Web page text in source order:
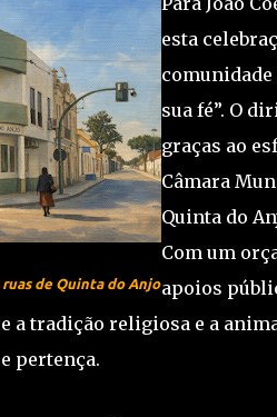
de Quinta do Anjo
esta
sua fé”. O
graças ao
Câmara
Quinta do
Com um
apoios
a tradição religiosa e a
pertença.